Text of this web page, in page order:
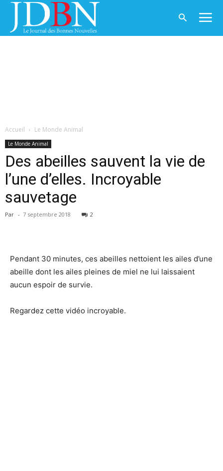
Accueil Le Monde Animal
Le Monde Animal
Des abeilles sauvent la vie de
l’une d’elles. Incroyable
sauvetage
Par - 7 septembre 2018 2
Pendant 30 minutes, ces abeilles nettoient les ailes d’une
abeille dont les ailes pleines de miel ne lui laissaient
aucun espoir de survie.
Regardez cette vidéo incroyable.